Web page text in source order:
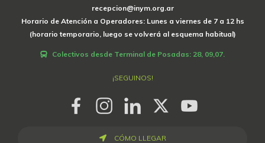
recepcion@inym.org.ar
Horario de Atención a Operadores: Lunes a viernes de 7 a 12 hs
(horario temporario, luego se volverá al esquema habitual)
Colectivos desde Terminal de Posadas: 28, 09,07.
¡SEGUINOS!
CÓMO LLEGAR